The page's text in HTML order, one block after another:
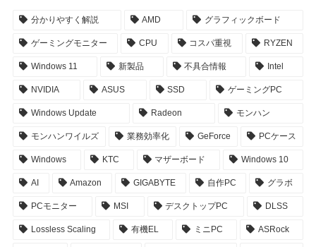
分かりやすく解説 AMD グラフィックボード
ゲーミングモニター CPU コスパ重視 RYZEN
Windows 11 新製品 不具合情報 Intel
NVIDIA ASUS SSD ゲーミングPC
Windows Update Radeon モンハン
モンハンワイルズ 業務効率化 GeForce PCケース
Windows KTC マザーボード Windows 10
AI Amazon GIGABYTE 自作PC グラボ
PCモニター MSI デスクトップPC DLSS
Lossless Scaling 有機EL ミニPC ASRock